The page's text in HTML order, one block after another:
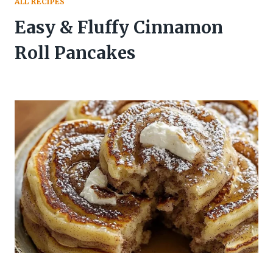
Easy & Fluffy Cinnamon
Roll Pancakes